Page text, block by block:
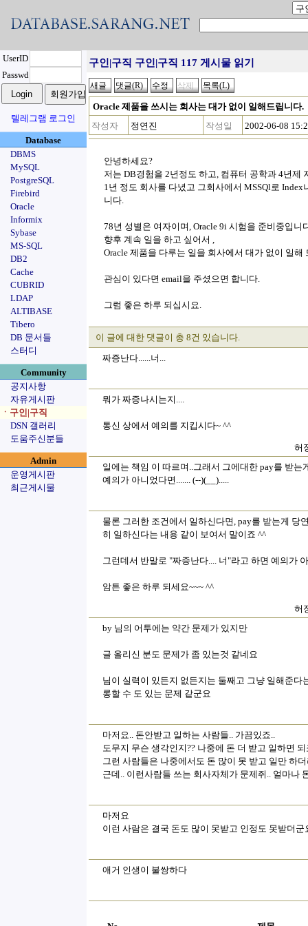
UserID
Passwd
텔레그램 로그인
Database
DBMS
MySQL
PostgreSQL
Firebird
Oracle
Informix
Sybase
MS-SQL
DB2
Cache
CUBRID
LDAP
ALTIBASE
Tibero
DB 문서들
스터디
Community
공지사항
자유게시판
ㆍ구인|구직
DSN 갤러리
도움주신분들
Admin
운영게시판
최근게시물
구인|구직 구인|구직 117 게시물 읽기
Oracle 제품을 쓰시는 회사는 대가 없이 일해드립니다.
작성자
정연진 작성일 2002-06-08
안녕하세요?
저는 DB경험을 2년정도 하고, 컴퓨터 공학과 4년제
1년 정도 회사를 다녔고 그회사에서 MSSQl로
니다.
78년 성별은 여자이며, Oracle 9i 시험을 준비중입니
향후 계속 일을 하고 싶어서 ,
Oracle 제품을 다루는 일을 회사에서 대가 없이 일해
관심이 있다면 email을 주셨으면 합니다.
그럼 좋은 하루 되십시요.
이 글에 대한 댓글이 총 8건 있습니다.
짜증난다......너...
뭐가 짜증나시는지....
통신 상에서 예의를 지킵시다~ ^^
허
일에는 책임 이 따르며..그래서 그에대한 pay를 받는
예의가 아니었다면....... (--)(__).....
물론 그러한 조건에서 일하신다면, pay를 받는게 당
히 일하신다는 내용 같이 보여서 말이죠 ^^
그런데서 반말로 "짜증난다.... 너"라고 하면 예의가
암튼 좋은 하루 되세요~~~ ^^
허
by 님의 어투에는 약간 문제가 있지만
글 올리신 분도 문제가 좀 있는것 같네요
님이 실력이 있든지 없든지는 둘째고 그냥 일해준
롱할 수 도 있는 문제 같군요
마저요.. 돈안받고 일하는 사람들.. 가끔있죠..
도무지 무슨 생각인지?? 나중에 돈 더 받고 일하면
그런 사람들은 나중에서도 돈 많이 못 받고 일만 하
근데.. 이런사람들 쓰는 회사자체가 문제쥐.. 얼마나
마저요
이런 사람은 결국 돈도 많이 못받고 인정도 못받더군
애거 인생이 불쌍하다